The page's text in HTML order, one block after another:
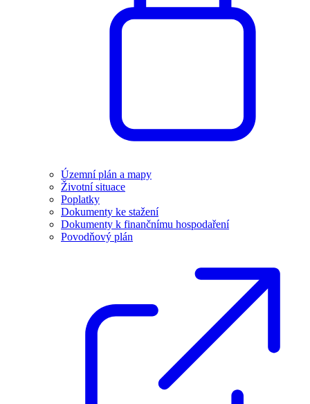
Územní plán a mapy
Životní situace
Poplatky
Dokumenty ke stažení
Dokumenty k finančnímu hospodaření
Povodňový plán